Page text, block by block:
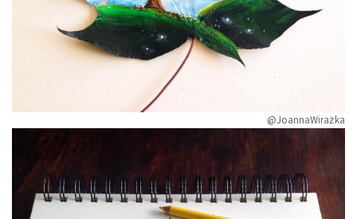
@JoannaWirażka